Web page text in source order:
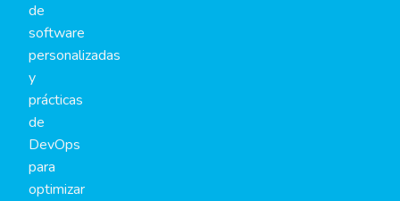
de
software
personalizadas
y
prácticas
de
DevOps
para
optimizar